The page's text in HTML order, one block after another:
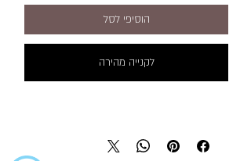
הוסיפי לסל
לקנייה מהירה